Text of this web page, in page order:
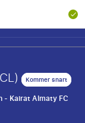
100 % finansiell
Kommer snart
Kairat Almaty FC